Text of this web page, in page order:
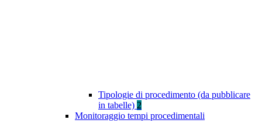
Tipologie di procedimento (da pubblicare
in tabelle) 2
Monitoraggio tempi procedimentali